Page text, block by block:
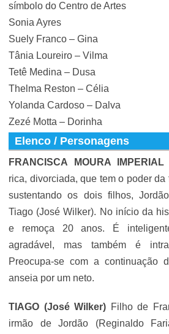
símbolo do Centro de Artes
Sonia Ayres
Suely Franco – Gina
Tânia Loureiro – Vilma
Tetê Medina – Dusa
Thelma Reston – Célia
Yolanda Cardoso – Dalva
Zezé Motta – Dorinha
Elenco / Personagens
FRANCISCA MOURA IMPERIAL
rica, divorciada, que tem o poder
sustentando os dois filhos,
Tiago (José Wilker). No início da
e remoça 20 anos. É
agradável, mas também é
Preocupa-se com a continuação
anseia por um neto.
TIAGO (José Wilker) Filho de
irmão de Jordão (Reginaldo